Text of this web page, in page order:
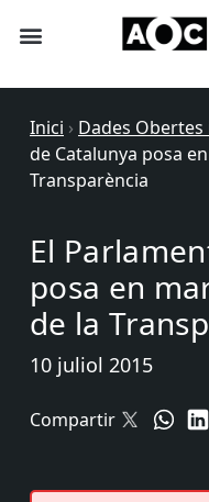
Inici › Dades
de Catalunya posa
Transparència
El
posa en
de la
10 juliol 2015
Compartir